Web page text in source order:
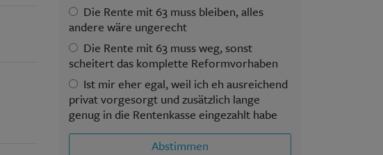
Die Rente mit 63 muss bleiben, alles
andere wäre ungerecht
Die Rente mit 63 muss weg, sonst
scheitert das komplette Reformvorhaben
Ist mir eher egal, weil ich eh ausreichend
privat vorgesorgt und zusätzlich lange
genug in die Rentenkasse eingezahlt habe
Abstimmen